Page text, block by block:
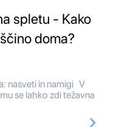
spletu - Kako
doma?
nasveti in namigi V
se lahko zdi težavna